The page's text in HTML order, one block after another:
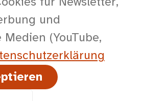
Brevo übertragen werden — gemäß der
.
· Gespräche kürzer, Entscheidungen klarer,
Abschlüsse planbarer.
und
(YouTube,